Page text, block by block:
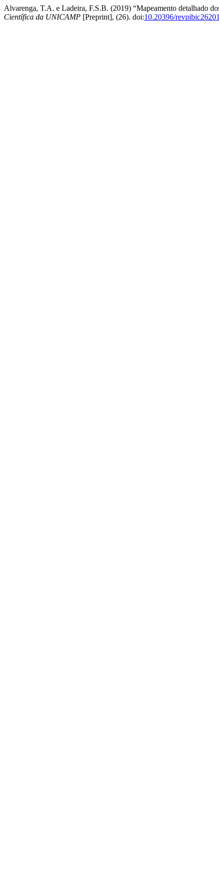
Alvarenga, T.A. e Ladeira, F.S.B. (2019) “Mapeamento detalhado
Científica da UNICAMP [Preprint], (26). doi:10.20396/